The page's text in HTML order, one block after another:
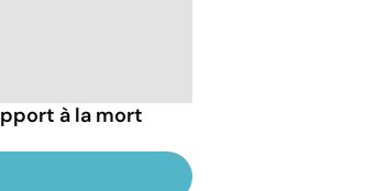
à la mort